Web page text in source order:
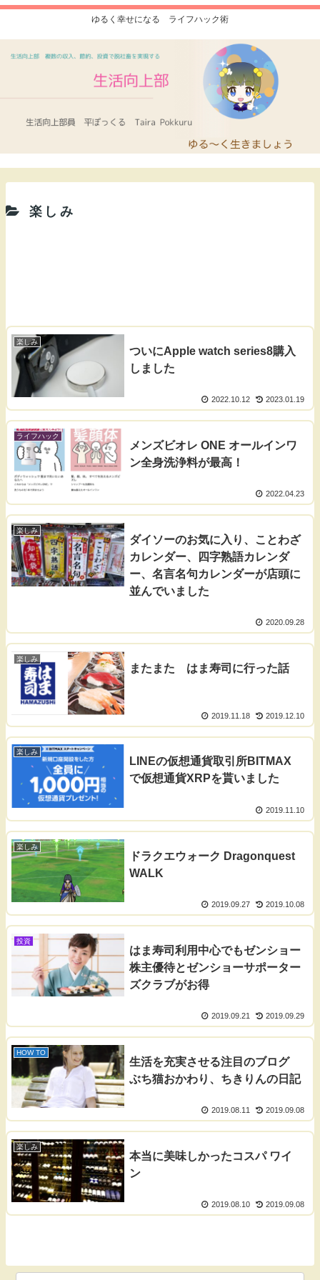
ゆるく幸せになる ライフハック術
楽しみ
楽しみ
ついにApple watch series8購入
しました
2022.10.12 2023.01.19
ライフハック
メンズビオレ ONE オールインワ
ン全身洗浄料が最高！
2022.04.23
楽しみ
ダイソーのお気に入り、ことわざ
カレンダー、四字熟語カレンダ
ー、名言名句カレンダーが店頭に
並んでいました
2020.09.28
楽しみ
またまた はま寿司に行った話
2019.11.18 2019.12.10
楽しみ
LINEの仮想通貨取引所BITMAX
で仮想通貨XRPを貰いました
2019.11.10
楽しみ
ドラクエウォーク Dragonquest
WALK
2019.09.27 2019.10.08
投資
はま寿司利用中心でもゼンショー
株主優待とゼンショーサポーター
ズクラブがお得
2019.09.21 2019.09.29
HOW TO
生活を充実させる注目のブログ
ぶち猫おかわり、ちきりんの日記
2019.08.11 2019.09.08
楽しみ
本当に美味しかったコスパ ワイ
ン
2019.08.10 2019.09.08